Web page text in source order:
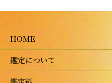
HOME
鑑定について